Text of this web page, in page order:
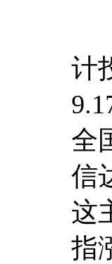
计
全
信
这
指